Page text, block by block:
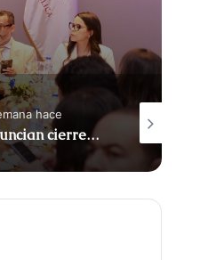
hace
Anuncian cierres en el Malecón por Juegos Centroamericanos
1 semana hace